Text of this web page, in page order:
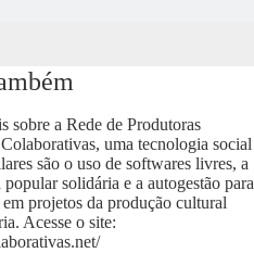
sobre a Rede de Produtoras
uma tecnologia social
são o uso de softwares livres, a
popular solidária e a autogestão para
em projetos da produção cultural
Acesse o site: